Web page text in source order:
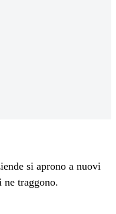
si aprono a nuovi
traggono.